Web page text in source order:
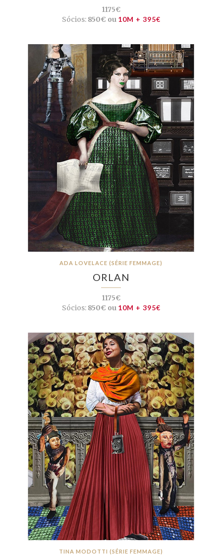
1175€
Sócios:850€ ou 10M + 395€
ADA LOVELACE (SÉRIE FEMMAGE)
ORLAN
1175€
Sócios:850€ ou 10M + 395€
TINA MODOTTI (SÉRIE FEMMAGE)